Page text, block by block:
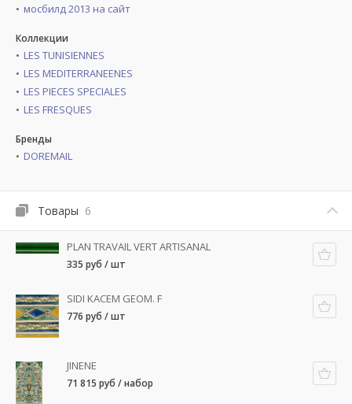
мосбилд 2013 на сайт
Коллекции
LES TUNISIENNES
LES MEDITERRANEENES
LES PIECES SPECIALES
LES FRESQUES
Бренды
DOREMAIL
Товары 6
PLAN TRAVAIL VERT ARTISANAL
335 руб / шт
SIDI KACEM GEOM. F
776 руб / шт
JINENE
71 815 руб / набор